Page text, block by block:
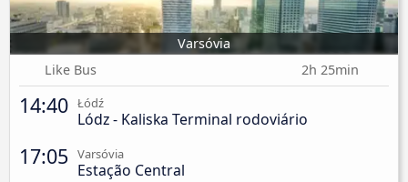
Varsóvia
Like Bus
2h 25min
14:40 Łódź
Lódz - Kaliska Terminal rodoviário
17:05 Varsóvia
Estação Central